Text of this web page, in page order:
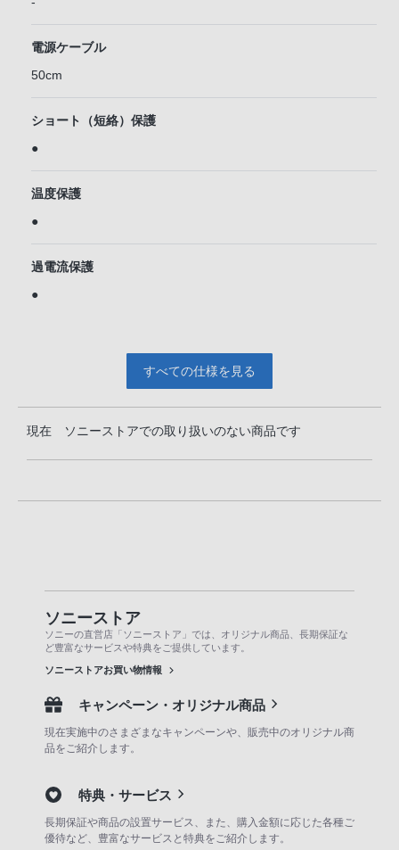
電源ケーブル
50cm
ショート（短絡）保護
●
温度保護
●
過電流保護
●
すべての仕様を見る
現在 ソニーストアでの取り扱いのない商品です
ソニーストア
ソニーの直営店「ソニーストア」では、オリジナル商品、長期保証な
ど豊富なサービスや特典をご提供しています。
ソニーストアお買い物情報
キャンペーン・オリジナル商品
現在実施中のさまざまなキャンペーンや、販売中のオリジナル商
品をご紹介します。
特典・サービス
長期保証や商品の設置サービス、また、購入金額に応じた各種ご
優待など、豊富なサービスと特典をご紹介します。